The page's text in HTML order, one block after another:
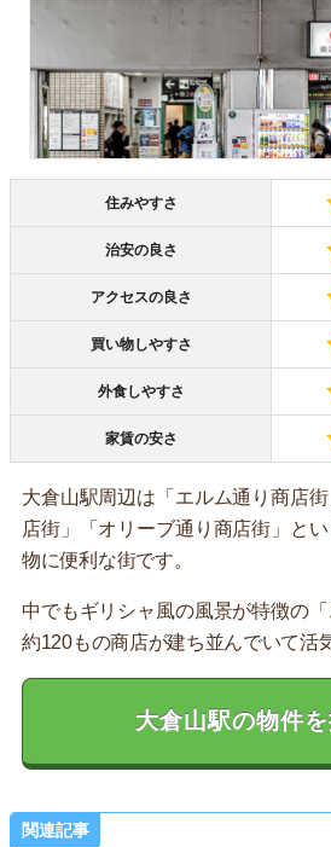
住みやすさ
治安の良さ
アクセスの良さ
買い物しやすさ
外食しやすさ
家賃の安さ
大倉山駅周辺は「エルム通り商店
店街」「オリーブ通り商店街」と
物に便利な街です。
中でもギリシャ風の風景が特徴の
約120もの商店が建ち並んでいて活
大倉山駅の物件
関連記事